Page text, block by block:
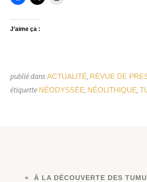
J’aime ça :
publié dans ACTUALITÉ, REVUE DE
étiquette NÉODYSSÉE, NÉOLITHIQUE,
À LA DÉCOUVERTE DES